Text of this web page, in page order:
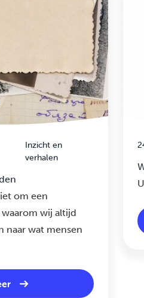
Inzicht en
verhalen
om een
waarom wij altijd
naar wat mensen